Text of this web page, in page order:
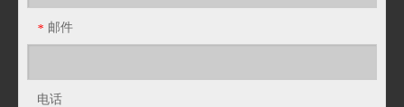
* 邮件
电话